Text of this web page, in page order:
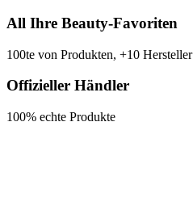
All Ihre Beauty-Favoriten
100te von Produkten, +10 Hersteller
Offizieller Händler
100% echte Produkte